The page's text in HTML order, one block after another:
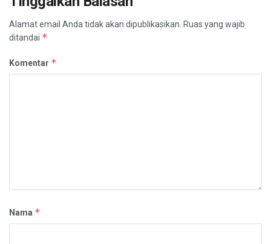
Alamat email Anda tidak akan dipublikasikan. Ruas yang wajib
ditandai *
Komentar *
Nama *